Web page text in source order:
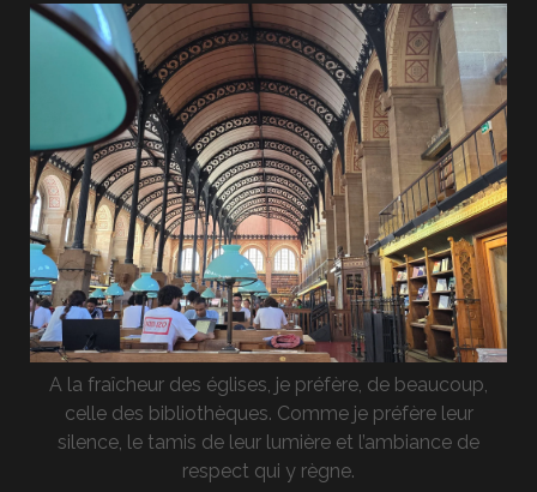
A la fraîcheur des églises, je préfère, de beaucoup,
celle des bibliothèques. Comme je préfère leur
silence, le tamis de leur lumière et l’ambiance de
respect qui y règne.